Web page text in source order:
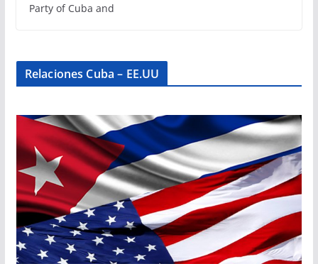
Party of Cuba and
Relaciones Cuba – EE.UU